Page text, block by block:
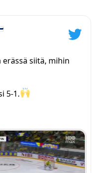
siitä, mihin
5-1.